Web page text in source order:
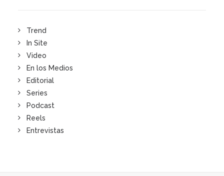
Trend
In Site
Video
En los Medios
Editorial
Series
Podcast
Reels
Entrevistas